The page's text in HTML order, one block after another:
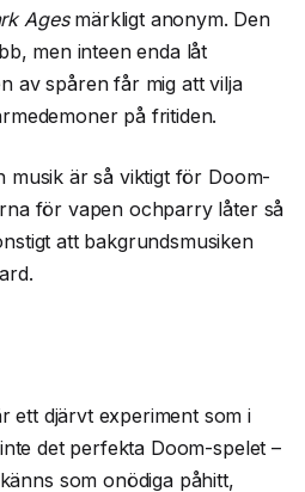
Ages märkligt anonym. Den
men inteen enda låt
av spåren får mig att vilja
på fritiden.
musik är så viktigt för Doom-
för vapen ochparry låter så
att bakgrundsmusiken
ett djärvt experiment som i
det perfekta Doom-spelet –
som onödiga påhitt,